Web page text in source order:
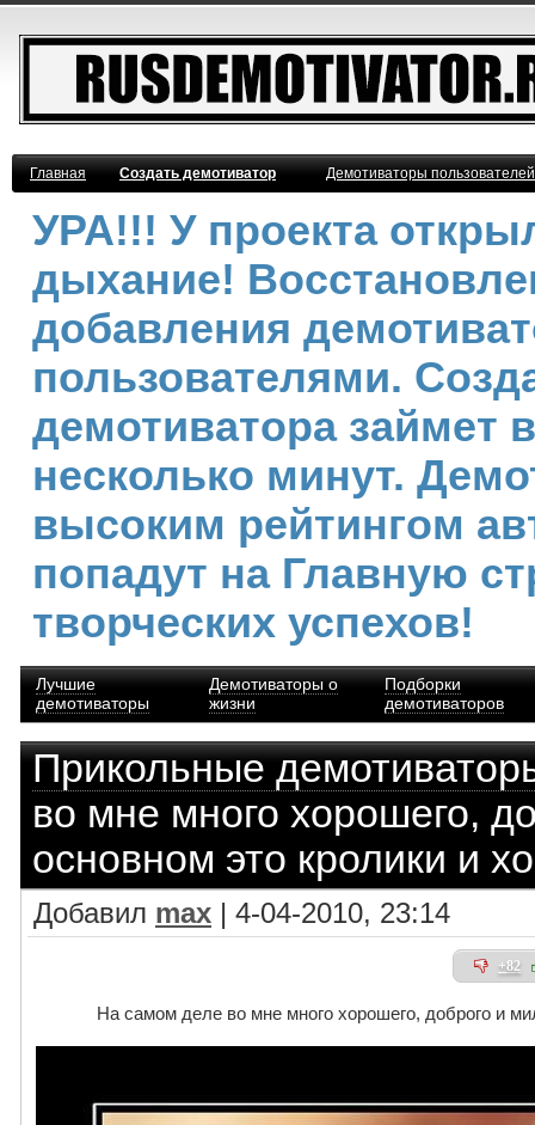
Главная Создать демотиватор Демотиваторы
УРА!!! У проекта
дыхание!
добавления
пользователями.
демотиватора займет
несколько минут.
высоким рейтингом
попадут на Главную
творческих успехов!
Лучшие
демотиваторы
Демотиваторы о
жизни
Подборки
демотиваторов
Прикольные
во мне много хорошего,
основном это кролики и
Добавил max | 4-04-2010, 23:14
+82
На самом деле во мне много хорошего, доброго и